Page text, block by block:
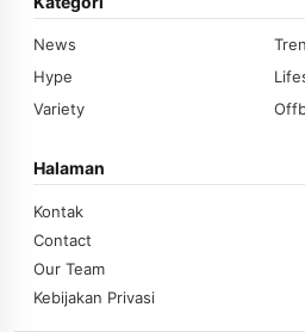
News
Hype
Variety
Halaman
Kontak
Contact
Our Team
Kebijakan Privasi